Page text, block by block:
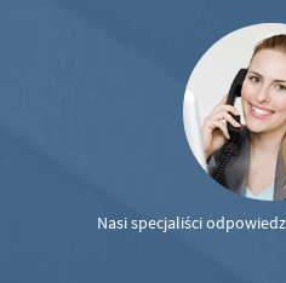
Nasi specjaliści